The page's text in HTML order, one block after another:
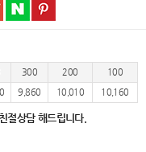
300 200
100
9,860 10,010 10,160
절상담 해드립니다.